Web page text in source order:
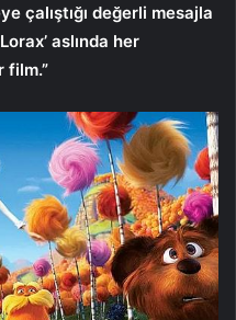
çalıştığı değerli mesajla
aslında her
film.”